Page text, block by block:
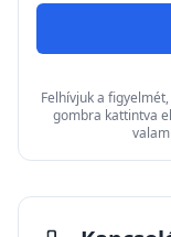
Felhívjuk a
gombra kattintva